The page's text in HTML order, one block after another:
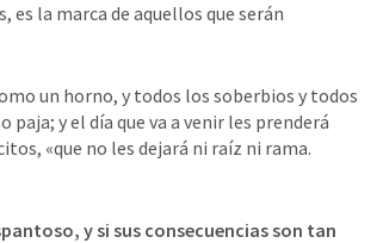
es la marca de aquellos que serán
un horno, y todos los soberbios y todos
paja; y el día que va a venir les prenderá
«que no les dejará ni raíz ni rama.
y si sus consecuencias son tan